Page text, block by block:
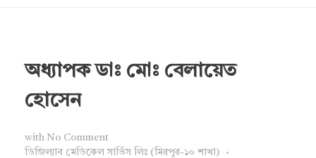
অধ্যাপক ডাঃ মোঃ বেলায়েত
হোসেন
with No Comment
ডিজিল্যাব মেডিকেল সার্ভিস লিঃ (মিরপুর-১০ শাখা)